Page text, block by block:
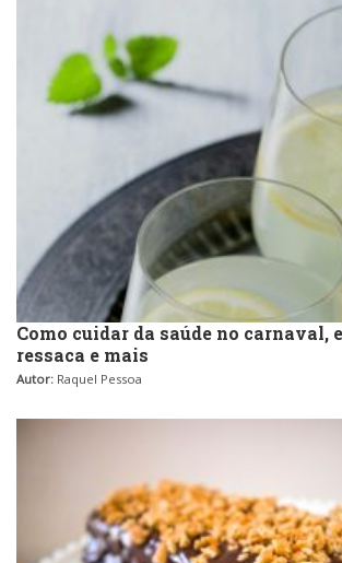
Como cuidar da saúde no carnaval,
ressaca e mais
Autor: Raquel Pessoa